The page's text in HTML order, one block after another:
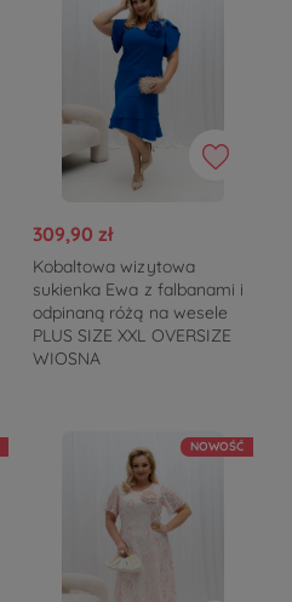
309,90 zł
Kobaltowa wizytowa
sukienka Ewa z falbanami i
odpinaną różą na wesele
PLUS SIZE XXL OVERSIZE
WIOSNA
NOWOŚĆ